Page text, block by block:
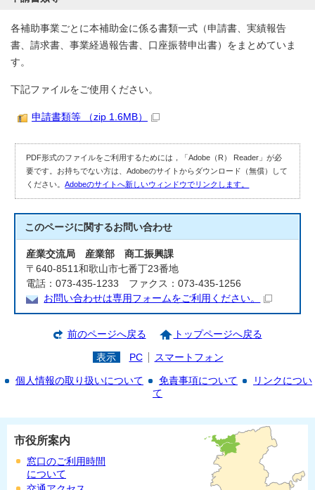
各補助事業ごとに本補助金に係る書類一式（申請書、実績報告
書、請求書、事業経過報告書、口座振替申出書）をまとめていま
す。
下記ファイルをご使用ください。
申請書類等 （zip 1.6MB）
PDF形式のファイルをご利用するためには，「Adobe（R） Reader」が必
要です。お持ちでない方は、Adobeのサイトからダウンロード（無償）して
ください。Adobeのサイトへ新しいウィンドウでリンクします。
このページに関するお問い合わせ
産業交流局 産業部 商工振興課
〒640-8511和歌山市七番丁23番地
電話：073-435-1233 ファクス：073-435-1256
お問い合わせは専用フォームをご利用ください。
前のページへ戻る トップページへ戻る
表示 PC スマートフォン
個人情報の取り扱いについて 免責事項について
リンクについ
て
市役所案内
窓口のご利用時間
について